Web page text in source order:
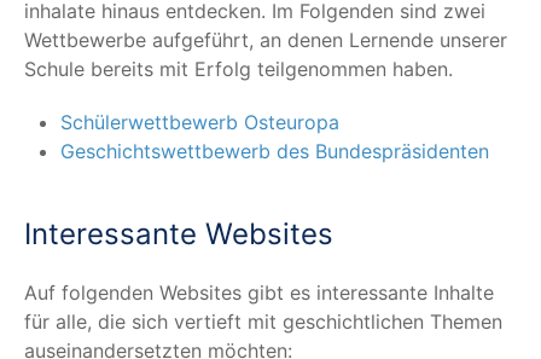
in­ha­la­te hin­aus ent­de­cken. Im Fol­gen­den sind zwei
Wett­be­wer­be auf­ge­führt, an denen Ler­nen­de unse­rer
Schu­le bereits mit Erfolg teil­ge­nom­men haben.
Schü­ler­wett­be­werb Osteuropa
Geschichts­wett­be­werb des Bundespräsidenten
Inter­es­san­te Websites
Auf fol­gen­den Web­sites gibt es inter­es­san­te Inhal­te
für alle, die sich ver­tieft mit geschicht­li­chen The­men
aus­ein­an­der­setz­ten möchten: